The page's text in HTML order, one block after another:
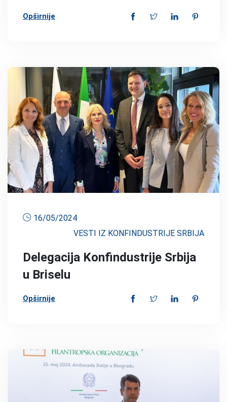
Opširnije
16/05/2024
VESTI IZ KONFINDUSTRIJE SRBIJA
Delegacija Konfindustrije Srbija
u Briselu
Opširnije